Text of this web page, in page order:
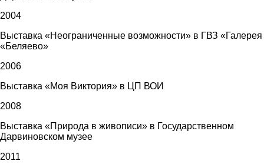
2004
Выставка «Неограниченные возможности» в ГВЗ «Галерея
«Беляево»
2006
Выставка «Моя Виктория» в ЦП ВОИ
2008
Выставка «Природа в живописи» в Государственном
Дарвиновском музее
2011